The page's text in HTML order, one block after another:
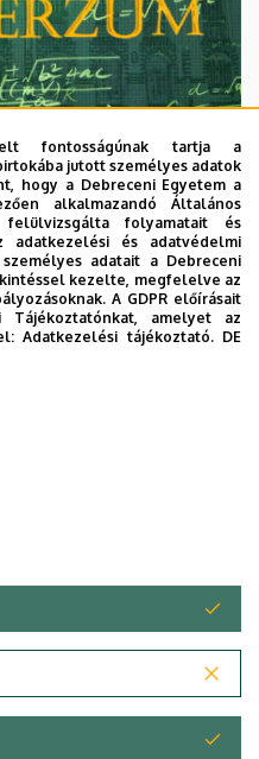
Egyetem
fontosságúnak tartja a
jutott személyes adatok
hogy a Debreceni Egyetem a
alkalmazandó Általános
folyamatait és
adatkezelési és adatvédelmi
adatait a Debreceni
kezelte, megfelelve az
A GDPR előírásait
Tájékoztatónkat, amelyet az
Adatkezelési tájékoztató. DE